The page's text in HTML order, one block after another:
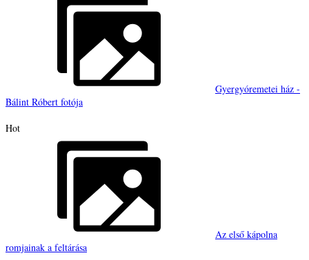
Gyergyóremetei ház -
Bálint Róbert fotója
Hot
Az első kápolna
romjainak a feltárása